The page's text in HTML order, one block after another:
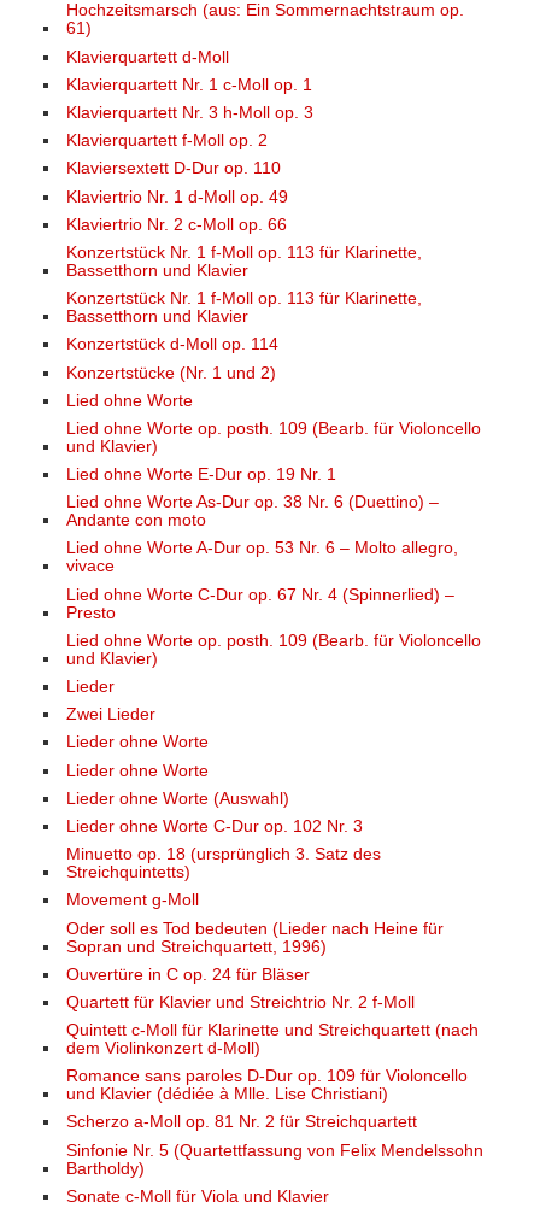
Hochzeitsmarsch (aus: Ein Sommernachtstraum op.
61)
Klavierquartett d-Moll
Klavierquartett Nr. 1 c-Moll op. 1
Klavierquartett Nr. 3 h-Moll op. 3
Klavierquartett f-Moll op. 2
Klaviersextett D-Dur op. 110
Klaviertrio Nr. 1 d-Moll op. 49
Klaviertrio Nr. 2 c-Moll op. 66
Konzertstück Nr. 1 f-Moll op. 113 für Klarinette,
Bassetthorn und Klavier
Konzertstück Nr. 1 f-Moll op. 113 für Klarinette,
Bassetthorn und Klavier
Konzertstück d-Moll op. 114
Konzertstücke (Nr. 1 und 2)
Lied ohne Worte
Lied ohne Worte op. posth. 109 (Bearb. für Violoncello
und Klavier)
Lied ohne Worte E-Dur op. 19 Nr. 1
Lied ohne Worte As-Dur op. 38 Nr. 6 (Duettino) –
Andante con moto
Lied ohne Worte A-Dur op. 53 Nr. 6 – Molto allegro,
vivace
Lied ohne Worte C-Dur op. 67 Nr. 4 (Spinnerlied) –
Presto
Lied ohne Worte op. posth. 109 (Bearb. für Violoncello
und Klavier)
Lieder
Zwei Lieder
Lieder ohne Worte
Lieder ohne Worte
Lieder ohne Worte (Auswahl)
Lieder ohne Worte C-Dur op. 102 Nr. 3
Minuetto op. 18 (ursprünglich 3. Satz des
Streichquintetts)
Movement g-Moll
Oder soll es Tod bedeuten (Lieder nach Heine für
Sopran und Streichquartett, 1996)
Ouvertüre in C op. 24 für Bläser
Quartett für Klavier und Streichtrio Nr. 2 f-Moll
Quintett c-Moll für Klarinette und Streichquartett (nach
dem Violinkonzert d-Moll)
Romance sans paroles D-Dur op. 109 für Violoncello
und Klavier (dédiée à Mlle. Lise Christiani)
Scherzo a-Moll op. 81 Nr. 2 für Streichquartett
Sinfonie Nr. 5 (Quartettfassung von Felix Mendelssohn
Bartholdy)
Sonate c-Moll für Viola und Klavier